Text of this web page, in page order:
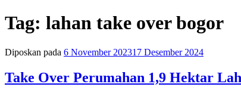
Tag: lahan take over bogor
Diposkan pada 6 November 202317 Desember 2024
Take Over Perumahan 1,9 Hektar